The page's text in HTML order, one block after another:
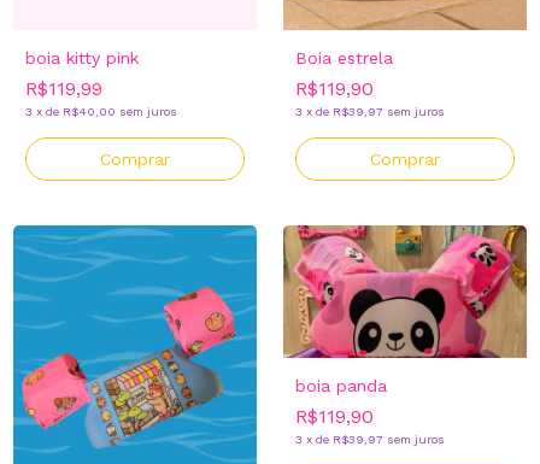
boia kitty pink
R$119,99
3 x de R$40,00 sem juros
Boia estrela
R$119,90
3 x de R$39,97 sem juros
boia panda
R$119,90
3 x de R$39,97 sem juros